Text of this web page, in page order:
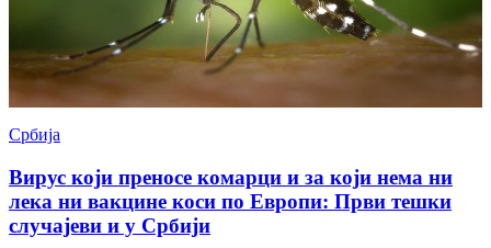
Србија
Вирус који преносе комарци и за који нема ни
лека ни вакцине коси по Европи: Први тешки
случајеви и у Србији